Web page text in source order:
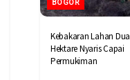
BOGOR
Kebakaran Lahan Dua
Hektare Nyaris Capai
Permukiman